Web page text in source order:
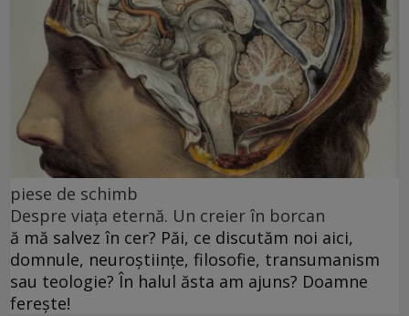
piese de schimb
Despre viața eternă. Un creier în borcan
ă mă salvez în cer? Păi, ce discutăm noi aici,
domnule, neuroștiințe, filosofie, transumanism
sau teologie? În halul ăsta am ajuns? Doamne
ferește!